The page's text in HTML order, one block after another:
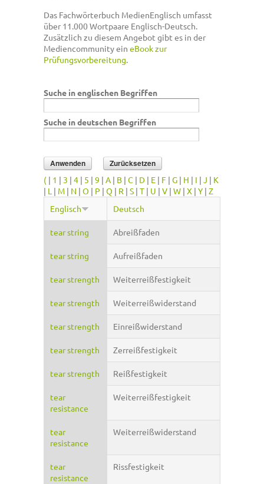
Das Fachwörterbuch MedienEnglisch umfasst
über 11.000 Wortpaare Englisch-Deutsch.
Zusätzlich zu diesem Angebot gibt es in der
Mediencommunity ein eBook zur
Prüfungsvorbereitung.
Suche in englischen Begriffen
Suche in deutschen Begriffen
( | 1 | 3 | 4 | 5 | 9 | A | B | C | D | E | F | G | H | I | J | K
| L | M | N | O | P | Q | R | S | T | U | V | W | X | Y | Z
Englisch
Deutsch
tear string Abreißfaden
tear string Aufreißfaden
tear strength Weiterreißfestigkeit
tear strength Weiterreißwiderstand
tear strength Einreißwiderstand
tear strength Zerreißfestigkeit
tear strength Reißfestigkeit
tear
resistance
Weiterreißfestigkeit
tear
resistance
Weiterreißwiderstand
tear
resistance
Rissfestigkeit